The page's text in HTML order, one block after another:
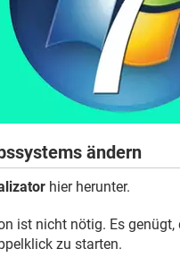
ändern
hier herunter.
ist nicht nötig. Es
zu starten.